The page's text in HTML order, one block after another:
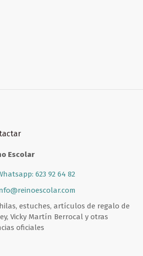
Escolar
623 92 64 82
estuches, artículos de regalo de
Vicky Martín Berrocal y otras
oficiales